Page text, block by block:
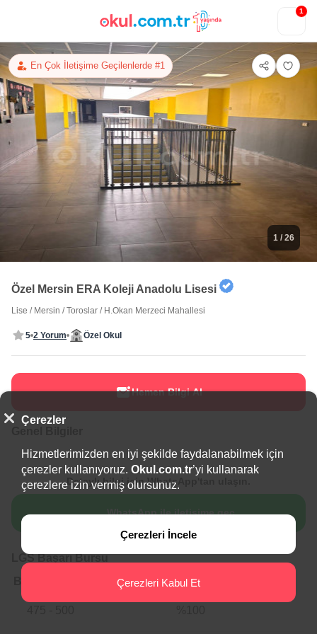
1
En Çok İletişime Geçilenlerde #1
1 / 26
Özel Mersin ERA Koleji Anadolu Lisesi
Lise / Mersin /Toroslar / H.Okan Merzeci Mahallesi
5 2 Yorum Özel Okul
Hemen Bilgi Al
Detaylı bilgi için WhatsApp'tan ulaşın.
WhatsApp ile iletişime geç
LGS Başarı Bursu
Başarı Bursu
Çerezler
Hizmetlerimizden en iyi şekilde faydalanabilmek için
çerezler kullanıyoruz. Okul.com.tr’yi kullanarak
çerezlere izin vermiş olursunuz.
Çerezleri İncele
Çerezleri Kabul Et